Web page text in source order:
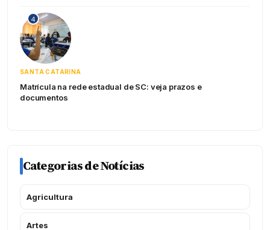
4
SANTA CATARINA
Matrícula na rede estadual de SC: veja prazos e
documentos
Categorias de Notícias
Agricultura
Artes